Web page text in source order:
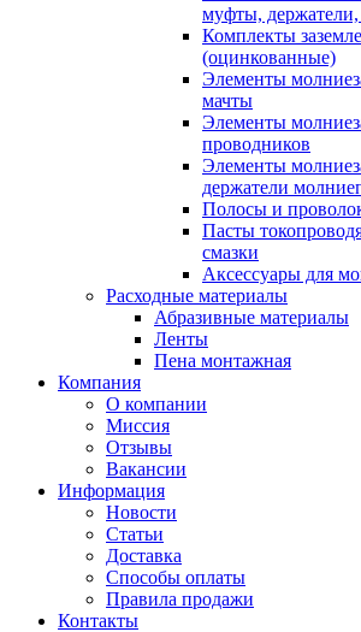
муфты,
Комплекты
(оцинкованные)
Элементы
мачты
Элементы
проводников
Элементы
держатели
Полосы и
Пасты
смазки
Аксессуары для
Расходные материалы
Абразивные материалы
Ленты
Пена монтажная
Компания
О компании
Миссия
Отзывы
Вакансии
Информация
Новости
Статьи
Доставка
Способы оплаты
Правила продажи
Контакты